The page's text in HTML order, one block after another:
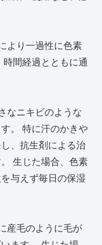
より一過性に色素
間経過とともに通
なニキビのような
。 特に汗のかきや
、抗生剤による治
生じた場合、色素
与えず毎日の保湿
産毛のように毛が